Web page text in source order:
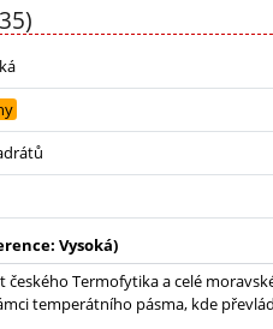
Vysoká)
českého Termofytika a celé
temperátního pásma, kde